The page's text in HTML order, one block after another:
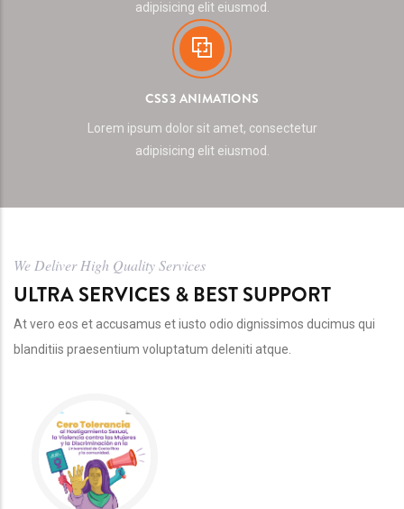
adipisicing elit eiusmod.
CSS3 ANIMATIONS
Lorem ipsum dolor sit amet, consectetur
adipisicing elit eiusmod.
We Deliver High Quality Services
ULTRA SERVICES & BEST SUPPORT
At vero eos et accusamus et iusto odio dignissimos ducimus qui
blanditiis praesentium voluptatum deleniti atque.